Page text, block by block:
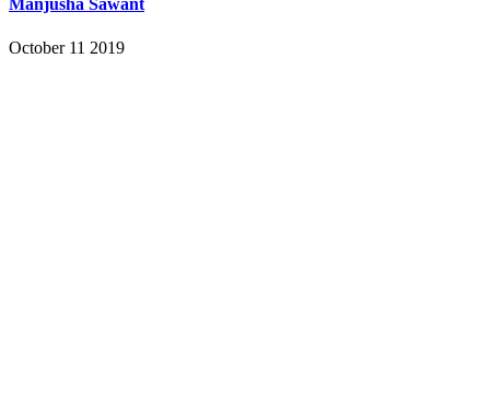
Manjusha Sawant
October 11 2019